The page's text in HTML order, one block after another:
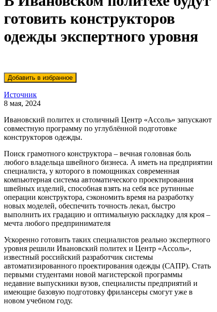
готовить конструкторов
одежды экспертного уровня
Источник
8 мая, 2024
Ивановский политех и столичный Центр «Ассоль» запускают
совместную программу по углублённой подготовке
конструкторов одежды.
Поиск грамотного конструктора – вечная головная боль
любого владельца швейного бизнеса. А иметь на предприятии
специалиста, у которого в помощниках современная
компьютерная система автоматического проектирования
швейных изделий, способная взять на себя все рутинные
операции конструктора, сэкономить время на разработку
новых моделей, обеспечить точность лекал, быстро
выполнить их градацию и оптимальную раскладку для кроя –
мечта любого предпринимателя
Ускоренно готовить таких специалистов реально экспертного
уровня решили Ивановский политех и Центр «Ассоль»,
известный российский разработчик системы
автоматизированного проектирования одежды (САПР). Стать
первыми студентами новой магистерской программы
недавние выпускники вузов, специалисты предприятий и
имеющие базовую подготовку фрилансеры смогут уже в
новом учебном году.